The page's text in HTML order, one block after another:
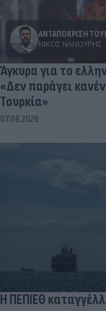
ΑΝΤΑΠΟΚΡΙΣΗ
ΝΊΚΟΣ ΝΑΝΟΎΡΗΣ
Άγκυρα για το
«Δεν παράγει
Τουρκία»
07.08.2026
Η ΠΕΠΙΕΘ